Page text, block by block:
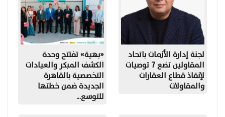
لجنة إدارة الأزمات باتحاد
المقاولين تضع 7 توصيات
لإنقاذ قطاع العقارات
والمقاولات
«بهية» تفتتح وحدة
الكشف المبكر والعيادات
التخصصية بالقاهرة
الجديدة ضمن خطتها
للتوسع…